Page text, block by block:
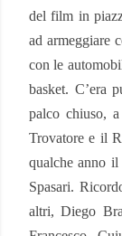
del film in
ad armeggiare
con le
basket. C’era
palco chiuso,
Trovatore e il
qualche anno
Spasari.
altri, Diego